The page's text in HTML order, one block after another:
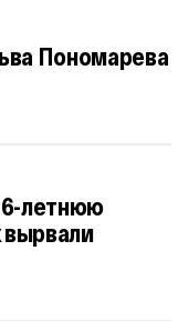
Пономарева
летнюю
вырвали